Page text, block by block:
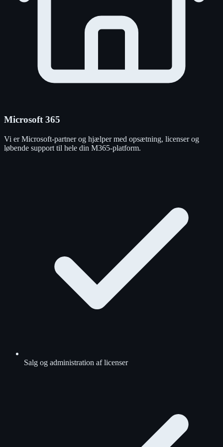
Microsoft 365
Vi er Microsoft-partner og hjælper med opsætning, licenser og
løbende support til hele din M365-platform.
Salg og administration af licenser